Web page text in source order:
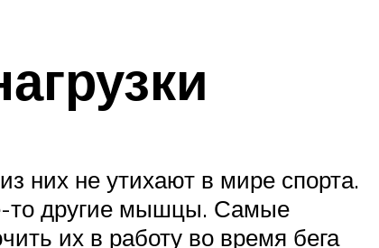
них не утихают в мире спорта.
то другие мышцы. Самые
их в работу во время бега